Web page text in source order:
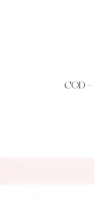
ACHETEZ
COD